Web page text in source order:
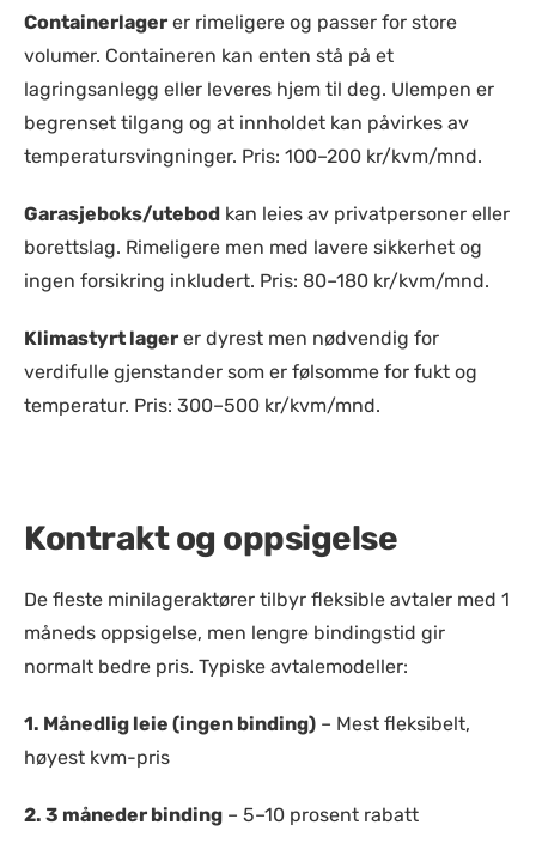
Containerlager er rimeligere og passer for store
volumer. Containeren kan enten stå på et
lagringsanlegg eller leveres hjem til deg. Ulempen er
begrenset tilgang og at innholdet kan påvirkes av
temperatursvingninger. Pris: 100–200 kr/kvm/mnd.
Garasjeboks/utebod kan leies av privatpersoner eller
borettslag. Rimeligere men med lavere sikkerhet og
ingen forsikring inkludert. Pris: 80–180 kr/kvm/mnd.
Klimastyrt lager er dyrest men nødvendig for
verdifulle gjenstander som er følsomme for fukt og
temperatur. Pris: 300–500 kr/kvm/mnd.
Kontrakt og oppsigelse
De fleste minilageraktører tilbyr fleksible avtaler med 1
måneds oppsigelse, men lengre bindingstid gir
normalt bedre pris. Typiske avtalemodeller:
1. Månedlig leie (ingen binding) – Mest fleksibelt,
høyest kvm-pris
2. 3 måneder binding – 5–10 prosent rabatt